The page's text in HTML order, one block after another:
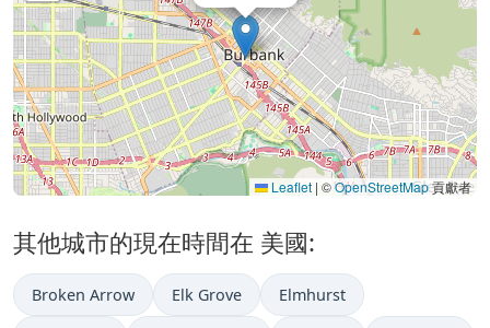
Leaflet | ©OpenStreetMap貢獻者
其他城市的現在時間在 美國:
Broken Arrow Elk Grove Elmhurst